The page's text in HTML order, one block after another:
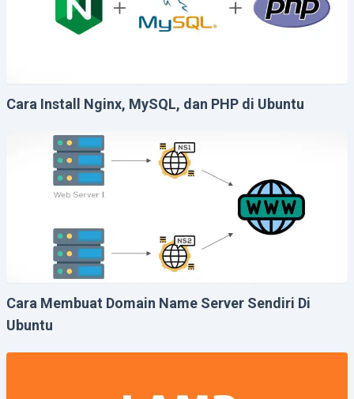
Cara Install Nginx, MySQL, dan PHP di Ubuntu
Cara Membuat Domain Name Server Sendiri Di
Ubuntu